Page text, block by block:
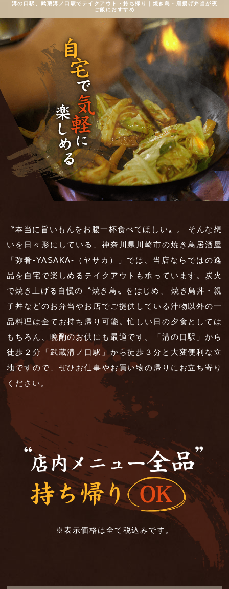
溝の口駅、武蔵溝ノ口駅でテイクアウト・持ち帰り｜焼き鳥・唐揚げ弁当が夜
ご飯におすすめ
〝本当に旨いもんをお腹一杯食べてほしい〟。
そんな想
いを日々形にしている、 神奈川県川崎市の焼き鳥居酒屋
「弥肴-YASAKA- （ヤサカ）」では、 当店ならではの逸
品を自宅で楽しめる テイクアウトも承っています。 炭火
で焼き上げる自慢の〝焼き鳥〟をはじめ、
焼き鳥丼・親
子丼などのお弁当やお店でご提供している汁物以外の一
品料理は全てお持ち帰り可能。忙しい日の夕食としては
もちろん、 晩酌のお供にも最適です。
「溝の口駅」から
徒歩２分「武蔵溝ノ口駅」から徒歩３分と 大変便利な立
地ですので、 ぜひお仕事やお買い物の帰りにお立ち寄り
ください。
※表示価格は全て税込みです。